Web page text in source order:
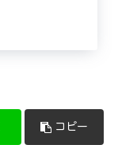
コピー